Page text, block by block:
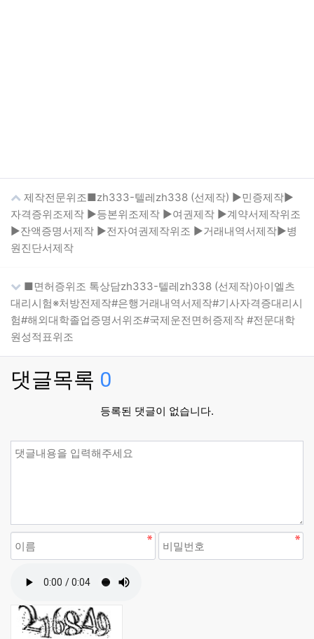
제작전문위조■zh333-텔레zh338 (선제작) ▶민증제작▶
자격증위조제작 ▶등본위조제작 ▶여권제작 ▶계약서제작위조
▶잔액증명서제작 ▶전자여권제작위조 ▶거래내역서제작▶병
원진단서제작
■면허증위조 톡상담zh333-텔레zh338 (선제작)아이엘츠
대리시험※처방전제작#은행거래내역서제작#기사자격증대리시
험#해외대학졸업증명서위조#국제운전면허증제작 #전문대학
원성적표위조
댓글목록 0
등록된 댓글이 없습니다.